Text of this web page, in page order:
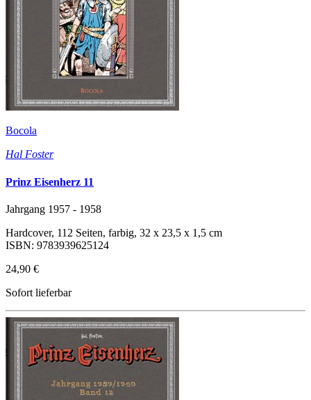
Bocola
Hal Foster
Prinz Eisenherz 11
Jahrgang 1957 - 1958
Hardcover, 112 Seiten, farbig, 32 x 23,5 x 1,5 cm
ISBN: 9783939625124
24,90 €
Sofort lieferbar